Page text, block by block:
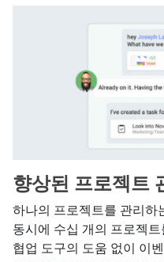
향상된 프로젝트
하나의 프로젝트를 관리하
동시에 수십 개의 프로젝
협업 도구의 도움 없이 이